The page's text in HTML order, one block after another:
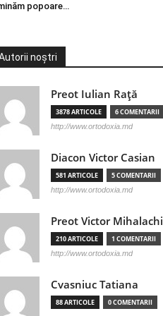
popoare…
noștri
Preot Iulian Raţă
3878 ARTICOLE 6 COMENTARII
http://www.ortodoxia.md
Diacon Victor Casian
581 ARTICOLE 5 COMENTARII
http://www.ortodoxia.md
Preot Victor Mihalachi
210 ARTICOLE 1 COMENTARII
http://www.ortodoxia.md
Cvasniuc Tatiana
88 ARTICOLE 0 COMENTARII